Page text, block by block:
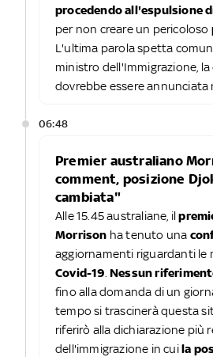
procedendo all'espulsione
per non creare un pericoloso
L'ultima parola spetta
ministro dell'Immigrazione, la
dovrebbe essere annunciata
06:48
Premier australiano
comment, posizione
cambiata"
Alle 15.45 australiane, il
Morrison ha tenuto una
aggiornamenti riguardanti le
Covid-19 Nessun
fino alla domanda di un
tempo si trascinerà questa
riferirò alla dichiarazione più
dell'immigrazione in cuila